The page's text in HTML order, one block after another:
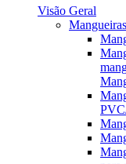
Visão Geral